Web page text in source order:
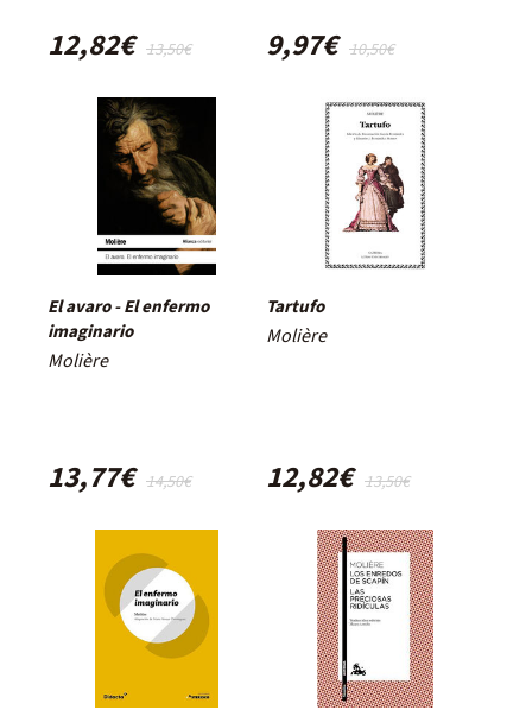
13,50€
12,82€ 10,50€
9,97€
El avaro - El enfermo
imaginario
Molière
14,50€
13,77€
Tartufo
Molière
13,50€
12,82€